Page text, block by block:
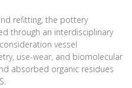
refitting, the pottery
through an interdisciplinary
vessel
use-wear, and biomolecular
absorbed organic residues